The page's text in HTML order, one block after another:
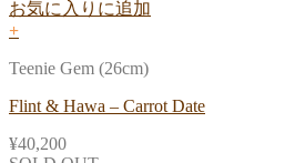
お気に入りに追加
+
Teenie Gem (26cm)
Flint & Hawa – Carrot Date
¥40,200